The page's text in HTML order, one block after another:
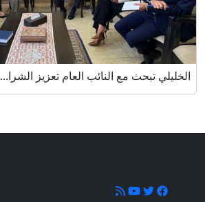
الخليلي تبحث مع النائب العام تعزيز الشرا...